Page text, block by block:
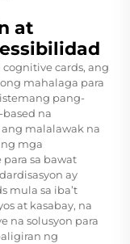
at
cards, ang
mahalaga para
pang-
na
malalawak na
mga
sa bawat
ay
mula sa iba’t
at kasabay, na
na solusyon para
ng